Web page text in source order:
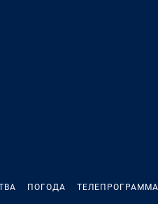
ПОГОДА ТЕЛЕПРОГРАММА